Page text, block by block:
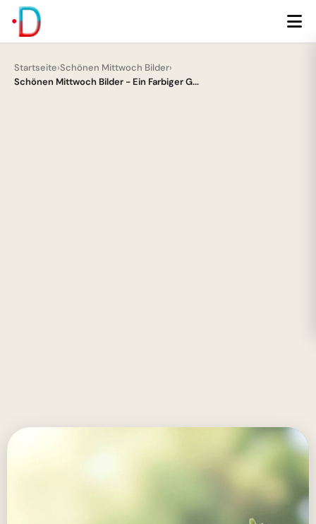
Startseite›Schönen Mittwoch Bilder›
Schönen Mittwoch Bilder - Ein Farbiger G...